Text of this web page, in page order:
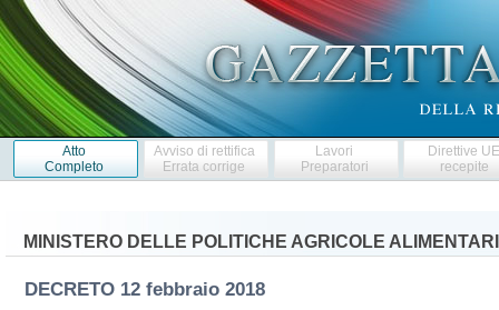
Atto
Completo
Avviso di rettifica
Errata corrige
Lavori
Preparatori
Direttive
recepite
MINISTERO DELLE POLITICHE AGRICOLE
DECRETO 12 febbraio 2018